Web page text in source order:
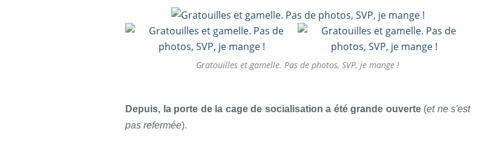
Gratouilles et gamelle. Pas de photos, SVP, je mange !
Depuis, la porte de la cage de socialisation a été grande ouverte(et ne s'est
pas refermée).